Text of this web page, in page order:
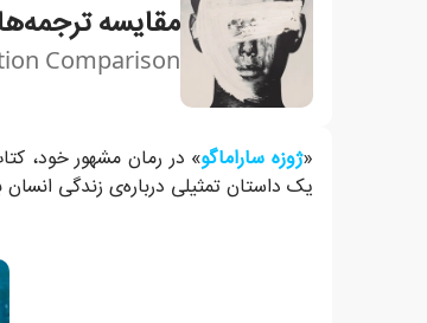
مقایسه
Comparison
در رمان فلسفی «ژوزه ساراماگو»،
«ژوزه ساراماگو» در رمان مشهور خود،
یک داستان تمثیلی درباره‌ی زندگی